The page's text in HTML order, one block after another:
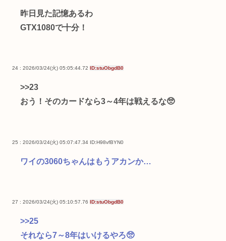
昨日見た記憶あるわ
GTX1080で十分！
24 : 2026/03/24(火) 05:05:44.72 ID:stuObgdB0
>>23
おう！そのカードなら3～4年は戦えるな🥺
25 : 2026/03/24(火) 05:07:47.34 ID:H98vfBYN0
ワイの3060ちゃんはもうアカンか…
27 : 2026/03/24(火) 05:10:57.76 ID:stuObgdB0
>>25
それなら7～8年はいけるやろ🥺